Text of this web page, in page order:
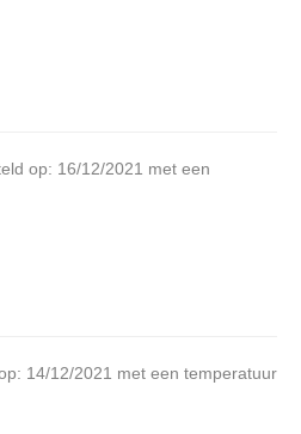
op: 16/12/2021 met een
14/12/2021 met een temperatuur